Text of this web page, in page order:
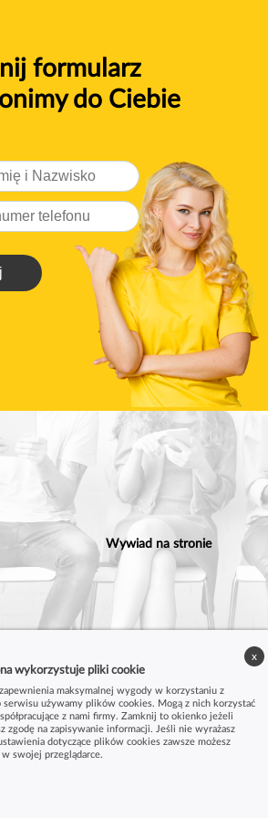
formularz
do Ciebie
Wywiad na stronie
wykorzystuje pliki cookie
maksymalnej wygody w korzystaniu z
serwisu używamy plików cookies. Mogą z nich korzystać
z nami firmy. Zamknij to okienko jeżeli
zgodę na zapisywanie informacji. Jeśli nie wyrażasz
dotyczące plików cookies zawsze możesz
w swojej przeglądarce.
x